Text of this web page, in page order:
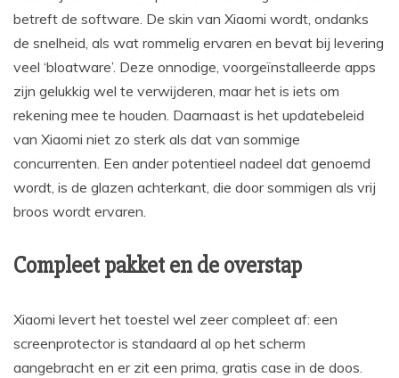
betreft de software. De skin van Xiaomi wordt, ondanks
de snelheid, als wat rommelig ervaren en bevat bij levering
veel ‘bloatware’. Deze onnodige, voorgeïnstalleerde apps
zijn gelukkig wel te verwijderen, maar het is iets om
rekening mee te houden. Daarnaast is het updatebeleid
van Xiaomi niet zo sterk als dat van sommige
concurrenten. Een ander potentieel nadeel dat genoemd
wordt, is de glazen achterkant, die door sommigen als vrij
broos wordt ervaren.
Compleet pakket en de overstap
Xiaomi levert het toestel wel zeer compleet af: een
screenprotector is standaard al op het scherm
aangebracht en er zit een prima, gratis case in de doos.